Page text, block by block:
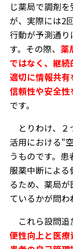
じ薬局で調剤
が、実際には2
行動が予測通
す。その際、 薬
ではなく、継
適切に情報共
信頼性や安全
です。
とりわけ、２
活用における“
うものです。
服薬中断によ
るため、薬局
ているかが問わ
これら設問追
便性向上と医療